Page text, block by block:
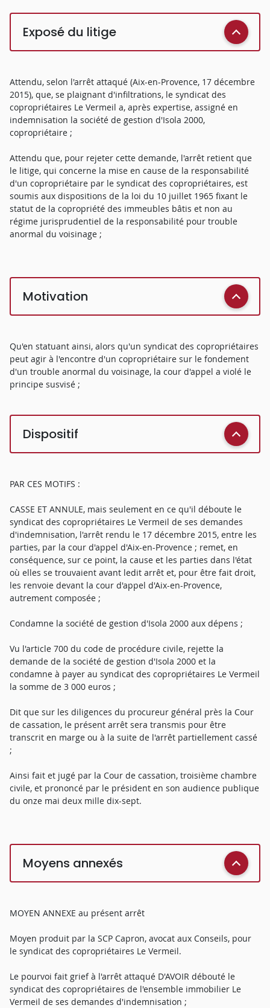
Exposé du litige
Attendu, selon l'arrêt attaqué (Aix-en-Provence, 17 décembre
2015), que, se plaignant d'infiltrations, le syndicat des
copropriétaires Le Vermeil a, après expertise, assigné en
indemnisation la société de gestion d'Isola 2000,
copropriétaire ;
Attendu que, pour rejeter cette demande, l'arrêt retient que
le litige, qui concerne la mise en cause de la responsabilité
d'un copropriétaire par le syndicat des copropriétaires, est
soumis aux dispositions de la loi du 10 juillet 1965 fixant le
statut de la copropriété des immeubles bâtis et non au
régime jurisprudentiel de la responsabilité pour trouble
anormal du voisinage ;
Motivation
Qu'en statuant ainsi, alors qu'un syndicat des copropriétaires
peut agir à l'encontre d'un copropriétaire sur le fondement
d'un trouble anormal du voisinage, la cour d'appel a violé le
principe susvisé ;
Dispositif
PAR CES MOTIFS :
CASSE ET ANNULE, mais seulement en ce qu'il déboute le
syndicat des copropriétaires Le Vermeil de ses demandes
d'indemnisation, l'arrêt rendu le 17 décembre 2015, entre les
parties, par la cour d'appel d'Aix-en-Provence ; remet, en
conséquence, sur ce point, la cause et les parties dans l'état
où elles se trouvaient avant ledit arrêt et, pour être fait droit,
les renvoie devant la cour d'appel d'Aix-en-Provence,
autrement composée ;
Condamne la société de gestion d'Isola 2000 aux dépens ;
Vu l'article 700 du code de procédure civile, rejette la
demande de la société de gestion d'Isola 2000 et la
condamne à payer au syndicat des copropriétaires Le Vermeil
la somme de 3 000 euros ;
Dit que sur les diligences du procureur général près la Cour
de cassation, le présent arrêt sera transmis pour être
transcrit en marge ou à la suite de l'arrêt partiellement cassé
;
Ainsi fait et jugé par la Cour de cassation, troisième chambre
civile, et prononcé par le président en son audience publique
du onze mai deux mille dix-sept.
Moyens annexés
MOYEN ANNEXE au présent arrêt
Moyen produit par la SCP Capron, avocat aux Conseils, pour
le syndicat des copropriétaires Le Vermeil.
Le pourvoi fait grief à l'arrêt attaqué D'AVOIR débouté le
syndicat des copropriétaires de l'ensemble immobilier Le
Vermeil de ses demandes d'indemnisation ;